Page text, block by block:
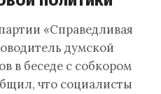
«Справедливая
думской
в беседе с собкором
что социалисты